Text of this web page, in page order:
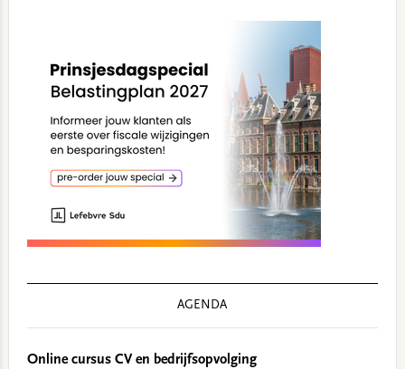
AGENDA
Online cursus CV en bedrijfsopvolging